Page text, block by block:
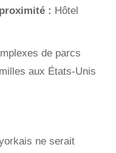
: Hôtel
de parcs
aux États-Unis
ne serait